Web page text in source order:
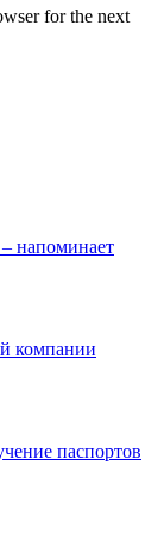
for the next
– напоминает
компании
паспортов